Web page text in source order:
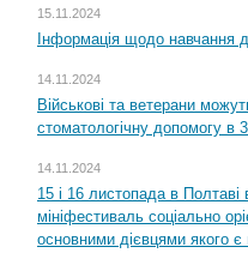
15.11.2024
Інформація щодо навчання
14.11.2024
Військові та ветерани
стоматологічну допомогу в
14.11.2024
15 і 16 листопада в
мініфестиваль соціально
основними дієвцями якого є